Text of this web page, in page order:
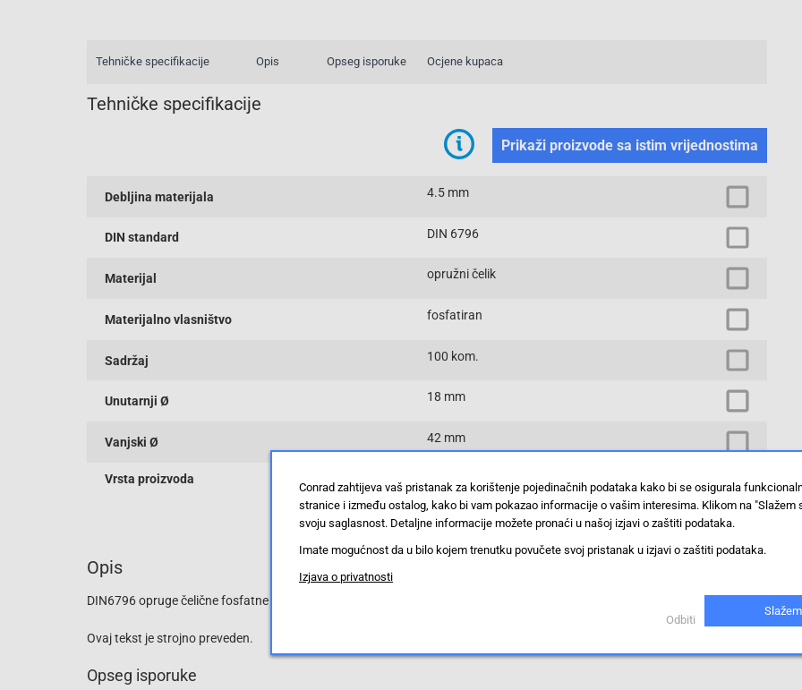
Tehničke specifikacije Opis Opseg isporuke Ocjene kupaca
Tehničke specifikacije
Prikaži proizvode sa istim vrijednostima
Debljina materijala 4.5 mm
DIN standard DIN 6796
Materijal opružni čelik
Materijalno vlasništvo fosfatiran
Sadržaj 100 kom.
Unutarnji Ø 18 mm
Vanjski Ø 42 mm
Vrsta proizvoda
Prikaži proizvode sa istim vrijednostima
Opis
DIN6796 opruge čelične fosfatne stezne diskove f. Vijčana spojna dimenzija: 18 x 42 x 4,5
Ovaj tekst je strojno preveden.
Opseg isporuke
Conrad zahtijeva vaš pristanak za korištenje pojedinačnih podataka kako bi se osigurala
stranice i između ostalog, kako bi vam pokazao informacije o vašim interesima. Klikom na "Slažem
svoju saglasnost. Detaljne informacije možete pronaći u našoj izjavi o zaštiti podataka.
Imate mogućnost da u bilo kojem trenutku povučete svoj pristanak u izjavi o zaštiti podataka.
Izjava o privatnosti
Odbiti